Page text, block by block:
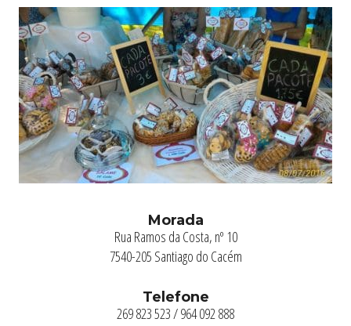
Morada
Rua Ramos da Costa, nº 10
7540-205 Santiago do Cacém
Telefone
269 823 523 / 964 092 888